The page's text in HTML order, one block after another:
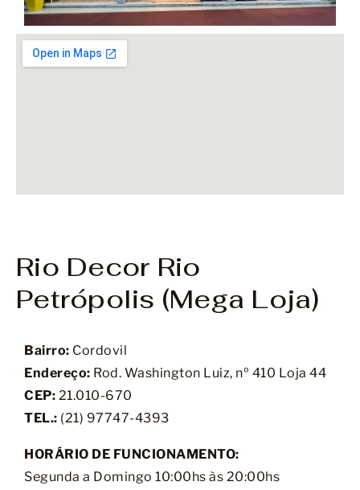
Rio Decor Rio
Petrópolis (Mega Loja)
Bairro: Cordovil
Endereço: Rod. Washington Luiz, nº 410 Loja 44
CEP: 21.010-670
TEL.: (21) 97747-4393
HORÁRIO DE FUNCIONAMENTO:
Segunda a Domingo 10:00hs às 20:00hs